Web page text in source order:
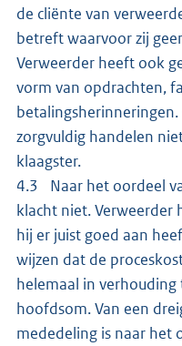
de cliënte van
betreft waarvoor zij
Verweerder heeft ook
vorm van opdrachten,
zorgvuldig handelen
klaagster.
4.3 Naar het oordeel
klacht niet. Verweerder
hij er juist goed aan
wijzen dat de
helemaal in
hoofdsom. Van een
mededeling is naar het